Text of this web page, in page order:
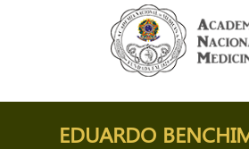
EDUARDO